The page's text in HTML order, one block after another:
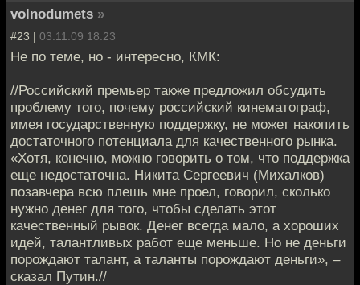
volnodumets »
#23 | 03.11.09 18:23
Не по теме, но - интересно, КМК:
//Российский премьер также предложил обсудить
проблему того, почему российский кинематограф,
имея государственную поддержку, не может накопить
достаточного потенциала для качественного рынка.
«Хотя, конечно, можно говорить о том, что поддержка
еще недостаточна. Никита Сергеевич (Михалков)
позавчера всю плешь мне проел, говорил, сколько
нужно денег для того, чтобы сделать этот
качественный рывок. Денег всегда мало, а хороших
идей, талантливых работ еще меньше. Но не деньги
порождают талант, а таланты порождают деньги», –
сказал Путин.//